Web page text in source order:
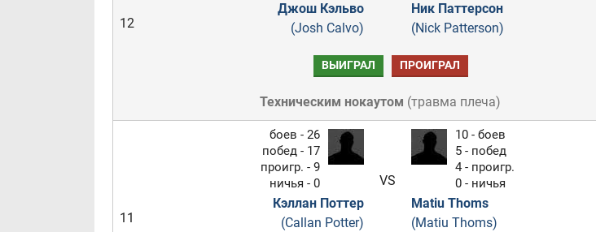
12
Джош Кэльво
(Josh Calvo)
Ник Паттерсон
(Nick Patterson)
ВЫИГРАЛ ПРОИГРАЛ
Техническим нокаутом (травма плеча)
11
боев - 26
побед - 17
проигр. - 9
ничья - 0
Кэллан Поттер
(Callan Potter)
VS
10 - боев
5 - побед
4 - проигр.
0 - ничья
Matiu Thoms
(Matiu Thoms)